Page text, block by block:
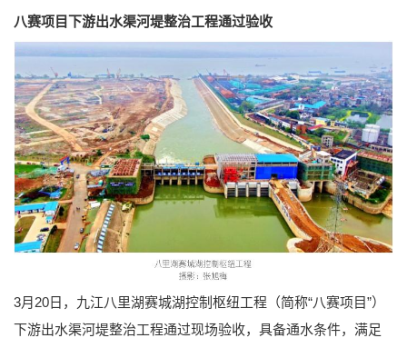
八赛项目下游出水渠河堤整治工程通过验收
3月20日，九江八里湖赛城湖控制枢纽工程（简称“八赛项目”）
下游出水渠河堤整治工程通过现场验收，具备通水条件，满足